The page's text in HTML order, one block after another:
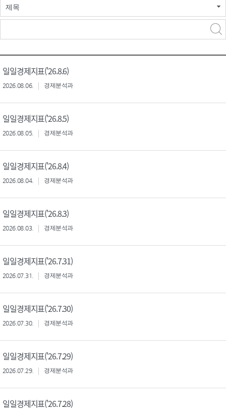
제목
일일경제지표('26.8.6)
2026.08.06. 경제분석과
일일경제지표('26.8.5)
2026.08.05. 경제분석과
일일경제지표('26.8.4)
2026.08.04. 경제분석과
일일경제지표('26.8.3)
2026.08.03. 경제분석과
일일경제지표('26.7.31)
2026.07.31. 경제분석과
일일경제지표('26.7.30)
2026.07.30. 경제분석과
일일경제지표('26.7.29)
2026.07.29. 경제분석과
일일경제지표('26.7.28)